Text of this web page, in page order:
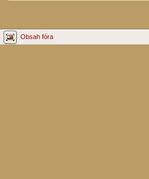
Obsah fóra